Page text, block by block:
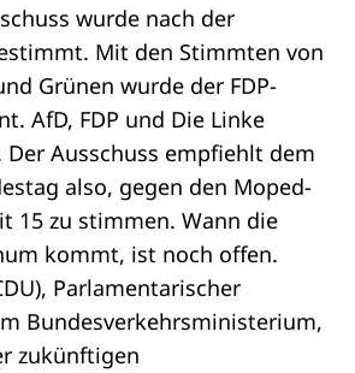
wurde nach der
Mit den Stimmten von
Grünen wurde der FDP-
AfD, FDP und Die Linke
Ausschuss empfiehlt dem
also, gegen den Moped-
15 zu stimmen. Wann die
kommt, ist noch offen.
Parlamentarischer
Bundesverkehrsministerium,
zukünftigen